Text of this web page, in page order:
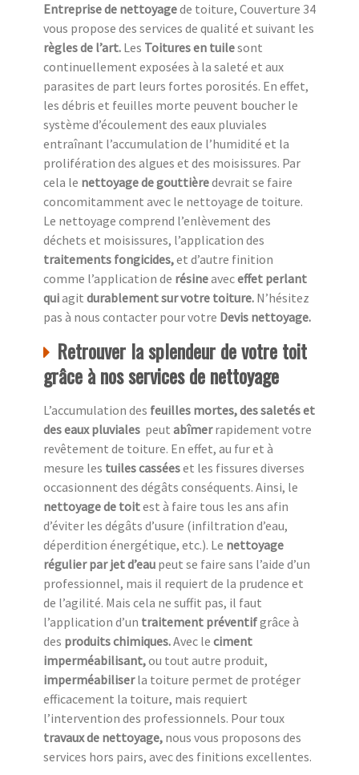
Entreprise de nettoyagede toiture, Couverture 34
vous propose des services de qualité et suivant les
règles de l’art. Les Toitures en tuilesont
continuellement exposées à la saleté et aux
parasites de part leurs fortes porosités. En effet,
les débris et feuilles morte peuvent boucher le
système d’écoulement des eaux pluviales
entraînant l’accumulation de l’humidité et la
prolifération des algues et des moisissures. Par
cela le nettoyage de gouttièredevrait se faire
concomitamment avec le nettoyage de toiture.
Le nettoyage comprend l’enlèvement des
déchets et moisissures, l’application des
traitements fongicides,et d’autre finition
comme l’application de résineaveceffet perlant
quiagit durablement sur votre toiture. N’hésitez
pas à nous contacter pour votre Devis nettoyage.
Retrouver la splendeur de votre toit
grâce à nos services de nettoyage
L’accumulation des feuilles mortes, des saletés et
des eaux pluviales peut abîmerrapidement votre
revêtement de toiture. En effet, au fur et à
mesure les tuiles casséeset les fissures diverses
occasionnent des dégâts conséquents. Ainsi, le
nettoyage de toitest à faire tous les ans afin
d’éviter les dégâts d’usure (infiltration d’eau,
déperdition énergétique, etc.). Le nettoyage
régulier par jet d’eau peut se faire sans l’aide d’un
professionnel, mais il requiert de la prudence et
de l’agilité. Mais cela ne suffit pas, il faut
l’application d’un traitement préventifgrâce à
des produits chimiques.Avec le ciment
imperméabilisant,ou tout autre produit,
imperméabiliserla toiture permet de protéger
efficacement la toiture, mais requiert
l’intervention des professionnels. Pour toux
travaux de nettoyage, nous vous proposons des
services hors pairs, avec des finitions excellentes.